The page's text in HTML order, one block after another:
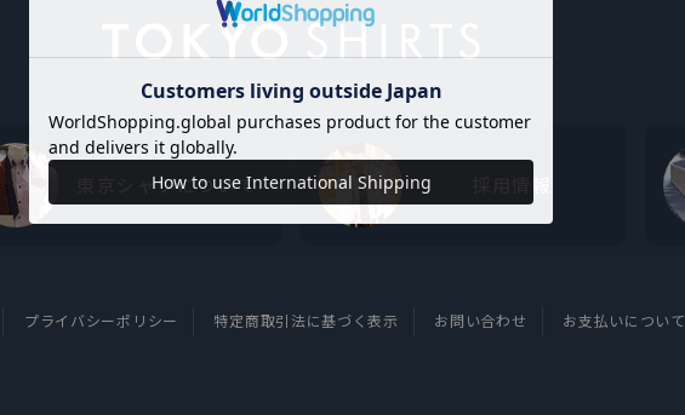
東京シャツについて
プライバシーポリシー 特定商取引法に基づく表示 お問い合わせ お支払いについて